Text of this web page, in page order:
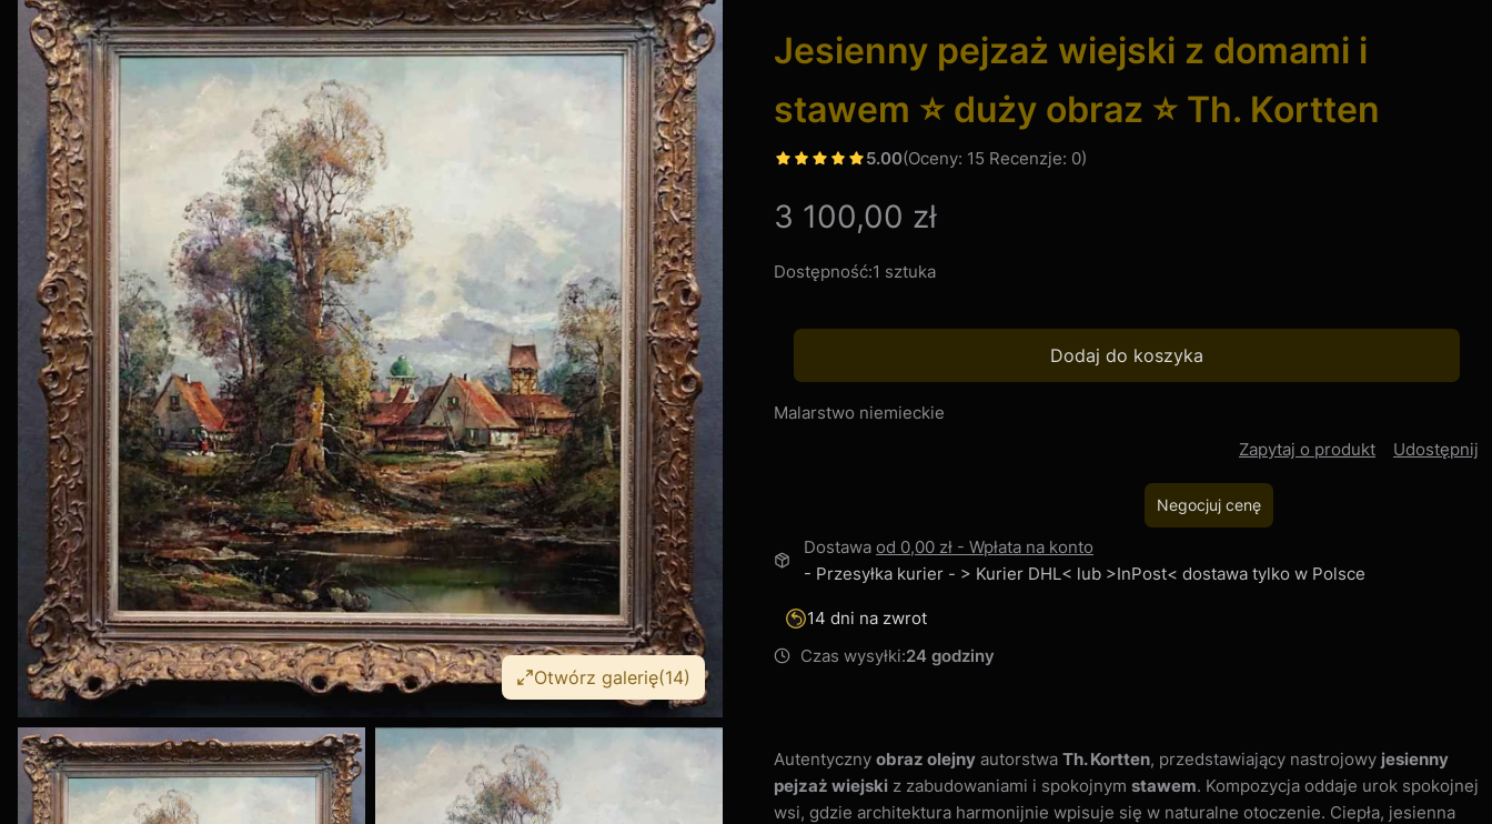
Otwórz galerię(14)
Jesienny pejzaż wiejski z domami i
stawem ⭐ duży obraz ⭐ Th. Kortten
5.00(Oceny: 15 Recenzje: 0)
Cena
3 100,00 zł
Dostępność:1 sztuka
Dodaj do koszyka
Malarstwo niemieckie
Zapytaj o produkt
Udostępnij
Negocjuj cenę
Dostawa od 0,00 zł - Wpłata na konto
- Przesyłka kurier - > Kurier DHL< lub >InPost< dostawa tylko w Polsce
14 dni na zwrot
Czas wysyłki:24 godziny
Autentyczny obraz olejny autorstwa Th. Kortten, przedstawiający nastrojowy jesienny
pejzaż wiejski z zabudowaniami i spokojnym stawem. Kompozycja oddaje urok spokojnej
wsi, gdzie architektura harmonijnie wpisuje się w naturalne otoczenie. Ciepła, jesienna